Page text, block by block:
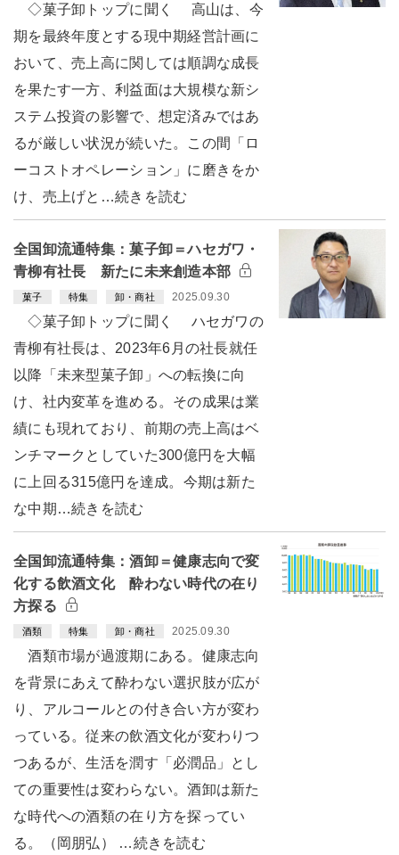
◇菓子卸トップに聞く 高山は、今
期を最終年度とする現中期経営計画に
おいて、売上高に関しては順調な成長
を果たす一方、利益面は大規模な新シ
ステム投資の影響で、想定済みではあ
るが厳しい状況が続いた。この間「ロ
ーコストオペレーション」に磨きをか
け、売上げと…続きを読む
全国卸流通特集：菓子卸＝ハセガワ・
青柳有社長 新たに未来創造本部
菓子 特集 卸・商社 2025.09.30
◇菓子卸トップに聞く ハセガワの
青柳有社長は、2023年6月の社長就任
以降「未来型菓子卸」への転換に向
け、社内変革を進める。その成果は業
績にも現れており、前期の売上高はベ
ンチマークとしていた300億円を大幅
に上回る315億円を達成。今期は新た
な中期…続きを読む
全国卸流通特集：酒卸＝健康志向で変
化する飲酒文化 酔わない時代の在り
方探る
酒類 特集 卸・商社 2025.09.30
酒類市場が過渡期にある。健康志向
を背景にあえて酔わない選択肢が広が
り、アルコールとの付き合い方が変わ
っている。従来の飲酒文化が変わりつ
つあるが、生活を潤す「必潤品」とし
ての重要性は変わらない。酒卸は新た
な時代への酒類の在り方を探ってい
る。（岡朋弘） …続きを読む